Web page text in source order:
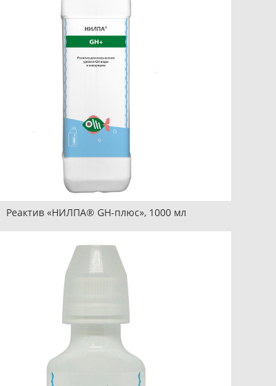
Реактив «НИЛПА® GH-плюс», 1000 мл